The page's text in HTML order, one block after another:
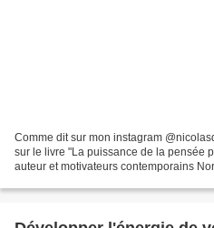
Comme dit sur mon instagram
sur le livre "La puissance de la pensée
auteur et motivateurs contemporains